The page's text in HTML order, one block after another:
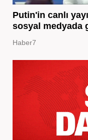
Putin'in canlı
sosyal medyada
Haber7